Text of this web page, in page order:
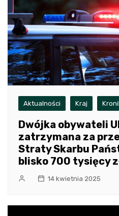
Aktualności Kraj
Dwójka obywateli
zatrzymana za
Straty Skarbu
blisko 700 tysięcy
14 kwietnia 2025